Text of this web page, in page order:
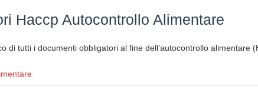
Haccp Autocontrollo Alimentare
di tutti i documenti obbligatori al fine dell’autocontrollo alimentare